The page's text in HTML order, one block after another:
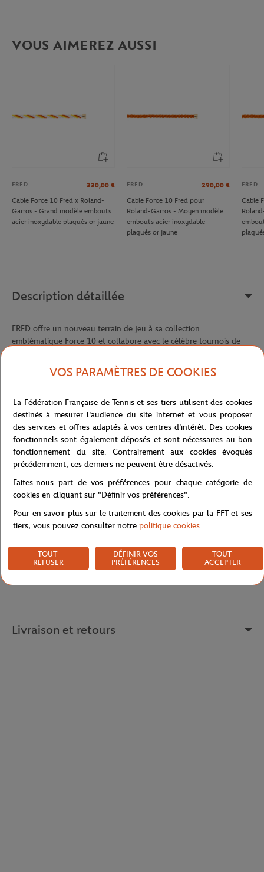
VOUS AIMEREZ AUSSI
FRED 330,00 €
Cable Force 10 Fred x Roland-
Garros - Grand modèle embouts
acier inoxydable plaqués or jaune
FRED 290,00 €
Cable Force 10 Fred pour
Roland-Garros - Moyen modèle
embouts acier inoxydable
plaqués or jaune
FRED
Cable
Description détaillée
FRED offre un nouveau terrain de jeu à sa collection
emblématique Force 10 et collabore avec le célèbre tournois de
couleurs de cette compétition mythique.
Une signature exclusive : l’un des embouts est ponctué du logo
Roland-Garros.
Série limitée.
La Capsule Force 10 créée pour Roland-Garros est disponible dans
une sélection de boutiques et partenaires FRED, dans les
boutiques Roland-Garros, ainsi que sur les plateformes e-
Référence :6B1238
Livraison et retours
VOS PARAMÈTRES DE COOKIES
La Fédération Française de Tennis et ses tiers utilisent des cookies
destinés à mesurer l'audience du site internet et vous proposer
des services et offres adaptés à vos centres d'intérêt. Des cookies
fonctionnels sont également déposés et sont nécessaires au bon
fonctionnement du site. Contrairement aux cookies évoqués
précédemment, ces derniers ne peuvent être désactivés.
Faites-nous part de vos préférences pour chaque catégorie de
cookies en cliquant sur "Définir vos préférences".
Pour en savoir plus sur le traitement des cookies par la FFT et ses
tiers, vous pouvez consulter notre politique cookies.
TOUT
REFUSER
DÉFINIR VOS
PRÉFÉRENCES
TOUT
ACCEPTER